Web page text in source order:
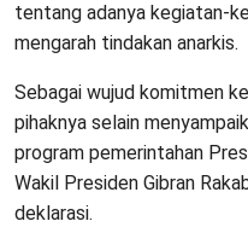
tentang adanya kegiatan-
mengarah tindakan anarkis.
Sebagai wujud komitmen
pihaknya selain
program pemerintahan
Wakil Presiden Gibran
deklarasi.